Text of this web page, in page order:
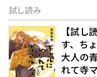
試し読み
【試し
す、ち
大人の
れて寺